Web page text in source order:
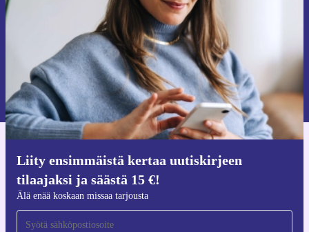
Liity ensimmäistä kertaa uutiskirjeen
tilaajaksi ja säästä 15 €!
Älä enää koskaan missaa tarjousta
Pyydä etukuponki
Lisätietoja henkilötietojen käytöstä löydättietosuojaselosteestamme.
iOS:lle ja Androidille